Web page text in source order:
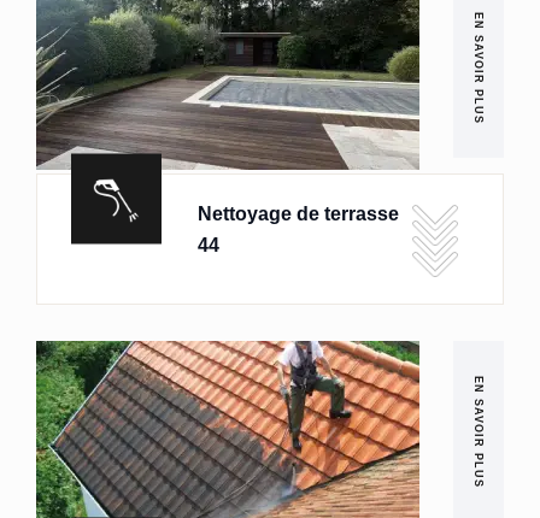
EN SAVOIR PLUS
Nettoyage de terrasse
44
EN SAVOIR PLUS